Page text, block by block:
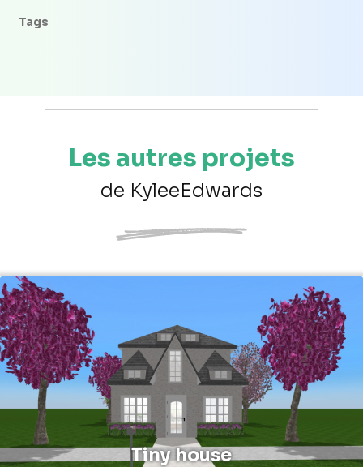
Tags
Les autres projets
de KyleeEdwards
Tiny house